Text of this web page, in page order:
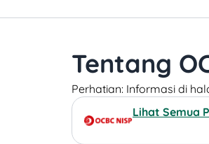
Tentang
Perhatian: Informasi di
Lihat Semua